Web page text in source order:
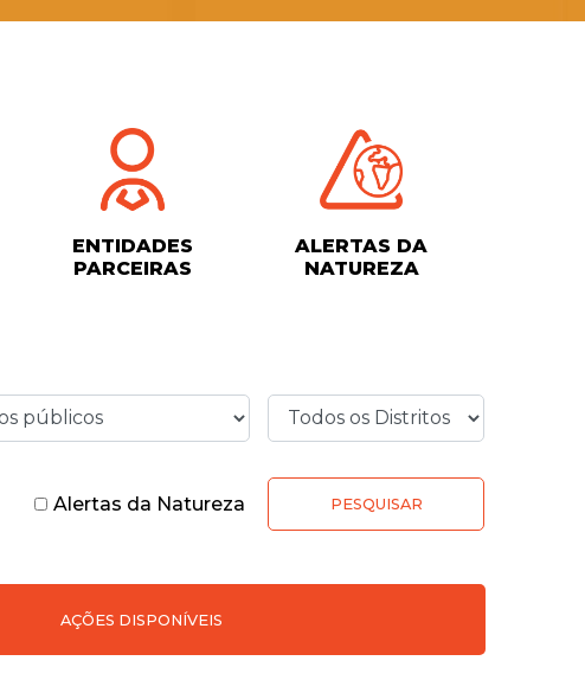
ENTIDADES
PARCEIRAS
ALERTAS DA
NATUREZA
Alertas da Natureza PESQUISAR
AÇÕES DISPONÍVEIS